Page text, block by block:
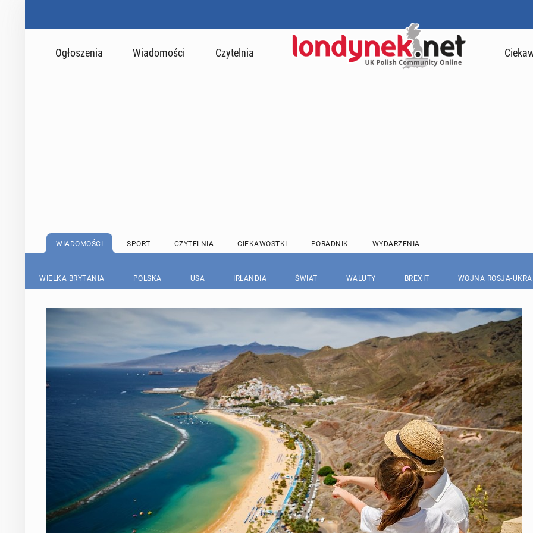
Ogłoszenia Wiadomości Czytelnia
WIADOMOŚCI SPORT CZYTELNIA CIEKAWOSTKI PORADNIK WYDARZENIA
WIELKA BRYTANIA POLSKA USA IRLANDIA ŚWIAT WALUTY BREXIT WOJNA ROSJA-